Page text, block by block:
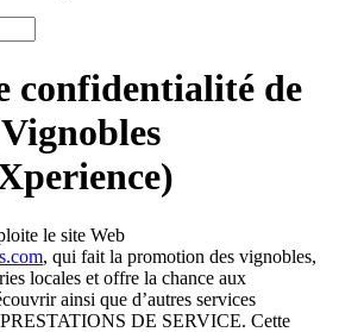
confidentialité de
le site Web
, qui fait la promotion des vignobles,
locales et offre la chance aux
ainsi que d’autres services
PRESTATIONS DE SERVICE. Cette